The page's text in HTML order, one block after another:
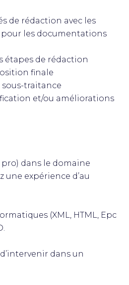
de rédaction avec les
pour les documentations
étapes de rédaction
finale
traitance
et/ou améliorations
pro) dans le domaine
expérience d’au
(XML, HTML, Epc
dans un